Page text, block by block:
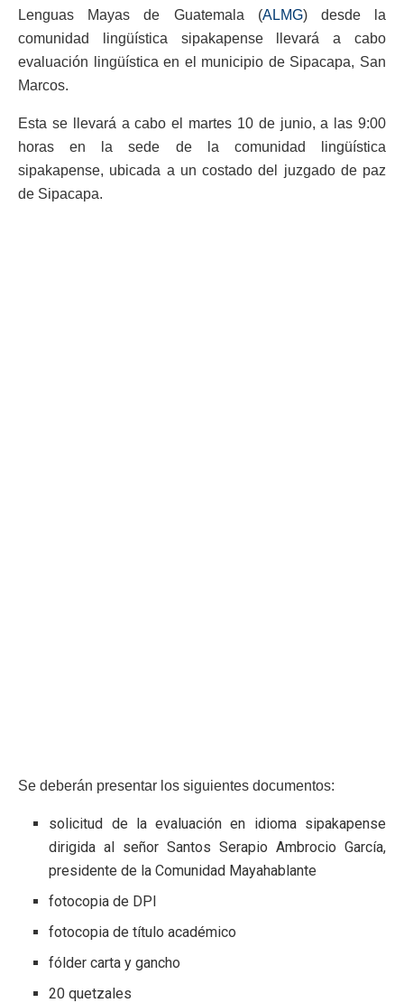
Lenguas Mayas de Guatemala (ALMG) desde la
comunidad lingüística sipakapense llevará a cabo
evaluación lingüística en el municipio de Sipacapa, San
Marcos.
Esta se llevará a cabo el martes 10 de junio, a las 9:00
horas en la sede de la comunidad lingüística
sipakapense, ubicada a un costado del juzgado de paz
de Sipacapa.
Se deberán presentar los siguientes documentos:
solicitud de la evaluación en idioma sipakapense
dirigida al señor Santos Serapio Ambrocio García,
presidente de la Comunidad Mayahablante
fotocopia de DPI
fotocopia de título académico
fólder carta y gancho
20 quetzales